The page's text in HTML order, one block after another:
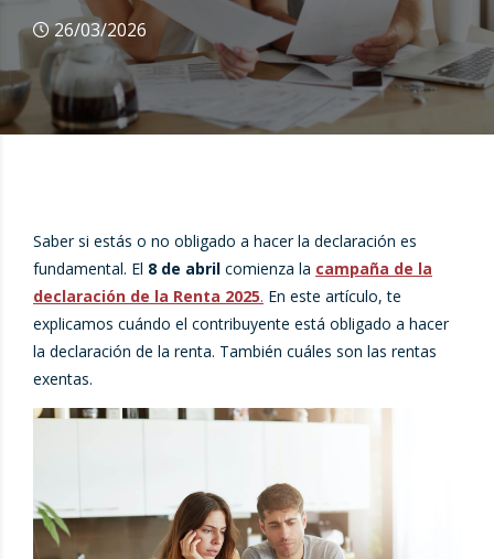
26/03/2026
Saber si estás o no obligado a hacer la declaración es
fundamental. El 8 de abril comienza la campaña de la
declaración de la Renta 2025. En este artículo, te
explicamos cuándo el contribuyente está obligado a hacer
la declaración de la renta. También cuáles son las rentas
exentas.